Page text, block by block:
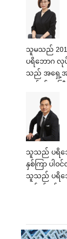
လုပ်ငန်းမျာ
ရင်းနှီးမြုပ်နှံ
သူသည် သူ၏ခို
မြုပ်နှံမှုလုပ်
ဆောက်လုပ်ရေး
ဆိုင်ရာ ပညာ
ဦးဆောင်နေ
သူမသည်
ပရိဘောဂ လု
သည် အရှေ့အ
Group ၏
သည် ကုမ္ပ
2015 ခုနှစ်တွ
ကို ပူးတွဲတည်ထ
Mouj Hotel၊
Royal
of Holiday
သူမ၏ လုပ်ငန်
သူသည် ပရိဘ
နှစ်ကြာ ပါ
သူသည် ပရိဘေ
သည် အမြဲထက်
မြင်သာသည်။